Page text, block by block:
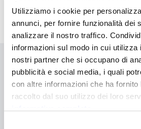
Utilizziamo i cookie per
annunci, per fornire funzionalità dei
analizzare il nostro traffico.
informazioni sul modo in cui utilizza
nostri partner che si occupano di
pubblicità e social media, i quali
con altre informazioni che ha fornito
raccolto dal suo utilizzo dei loro
Non hai trovato quello che
Contattaci per ricevere asistenza